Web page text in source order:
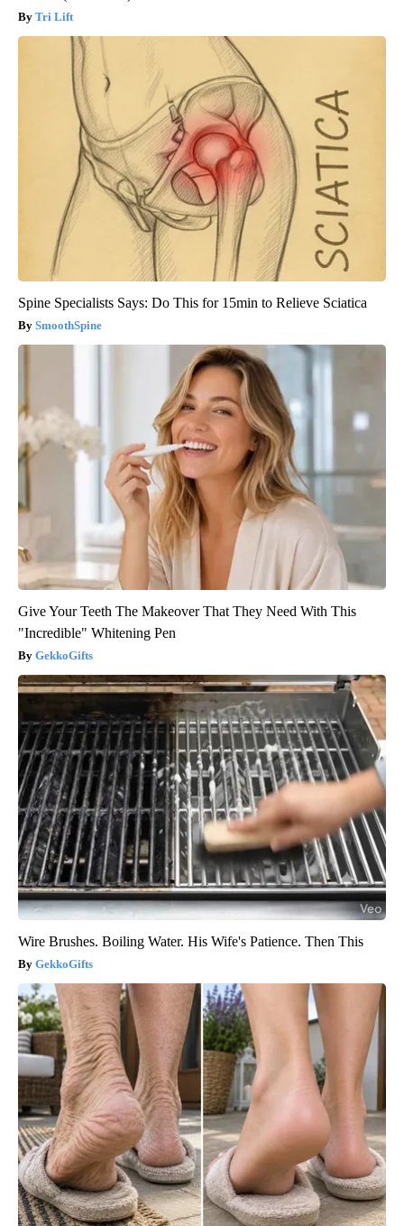
Tri Lift
Spine Specialists Says: Do This for 15min to Relieve Sciatica
SmoothSpine
Give Your Teeth The Makeover That They Need With This
"Incredible" Whitening Pen
GekkoGifts
Wire Brushes. Boiling Water. His Wife's Patience. Then This
GekkoGifts